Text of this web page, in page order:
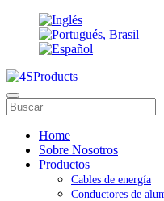
Home
Sobre Nosotros
Productos
Cables de energía
Conductores de